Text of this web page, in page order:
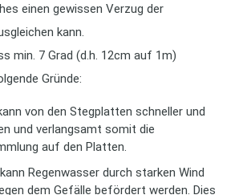
einen gewissen Verzug der
kann.
min. 7 Grad (d.h. 12cm auf 1m)
Gründe:
von den Stegplatten schneller und
und verlangsamt somit die
auf den Platten.
Regenwasser durch starken Wind
dem Gefälle befördert werden. Dies